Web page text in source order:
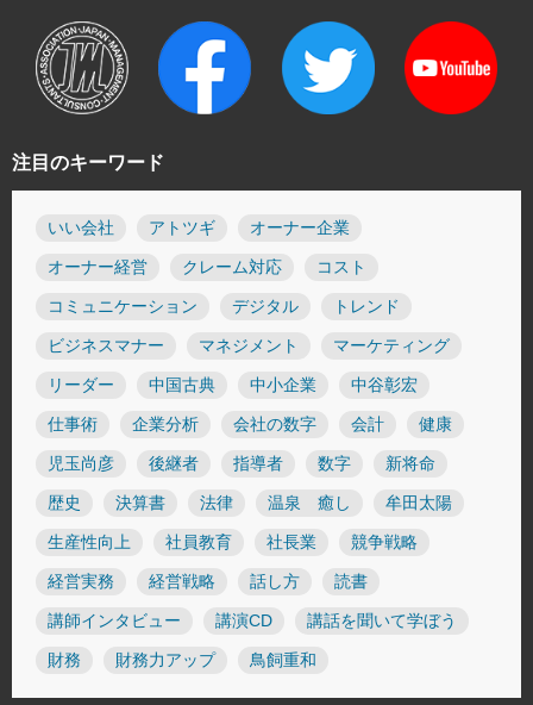
注目のキーワード
いい会社 アトツギ オーナー企業
オーナー経営 クレーム対応 コスト
コミュニケーション デジタル トレンド
ビジネスマナー マネジメント マーケティング
リーダー 中国古典 中小企業 中谷彰宏
仕事術 企業分析 会社の数字 会計 健康
児玉尚彦 後継者 指導者 数字 新将命
歴史 決算書 法律 温泉 癒し 牟田太陽
生産性向上 社員教育 社長業 競争戦略
経営実務 経営戦略 話し方 読書
講師インタビュー 講演CD 講話を聞いて学ぼう
財務 財務力アップ 鳥飼重和